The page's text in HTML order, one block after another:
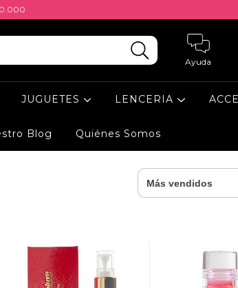
Ayuda
JUGUETES LENCERIA
Blog Quiénes Somos